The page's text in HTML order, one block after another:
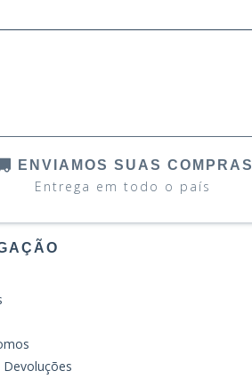
ENVIAMOS SUAS COMPRAS
Entrega em todo o país
Devoluções